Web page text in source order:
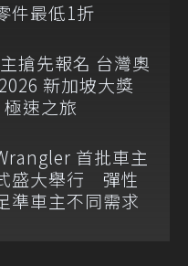
件最低1折
搶先報名 台灣奧
新加坡大獎
速之旅
首批車主
盛大舉行 彈性
準車主不同需求